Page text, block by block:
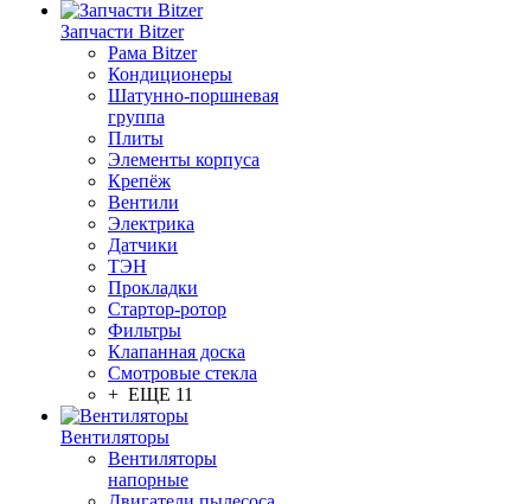
Запчасти Bitzer
Рама Bitzer
Кондиционеры
Шатунно-поршневая
группа
Плиты
Элементы корпуса
Крепёж
Вентили
Электрика
Датчики
ТЭН
Прокладки
Стартор-ротор
Фильтры
Клапанная доска
Смотровые стекла
+ ЕЩЕ 11
Вентиляторы
Вентиляторы
напорные